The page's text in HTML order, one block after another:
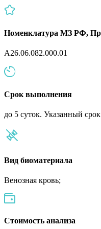
Номенклатура МЗ РФ,
A26.06.082.000.01
Срок выполнения
до 5 суток. Указанный
Вид биоматериала
Венозная кровь;
Cтоимость анализа